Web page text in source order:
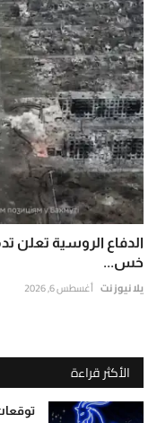
الدفاع الروسية تعلن
خس...
يلا نيوز نت أغسطس 6, 2026
الأكثر قراءة